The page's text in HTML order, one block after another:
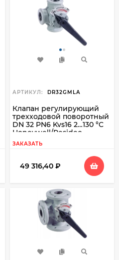
АРТИКУЛ: DR32GMLA
Клапан регулирующий
трехходовой поворотный
DN 32 PN6 Kvs16 2…130 °C
Honeywell/Resideo
DR32GMLA
ЗАКАЗАТЬ
49 316,40 ₽